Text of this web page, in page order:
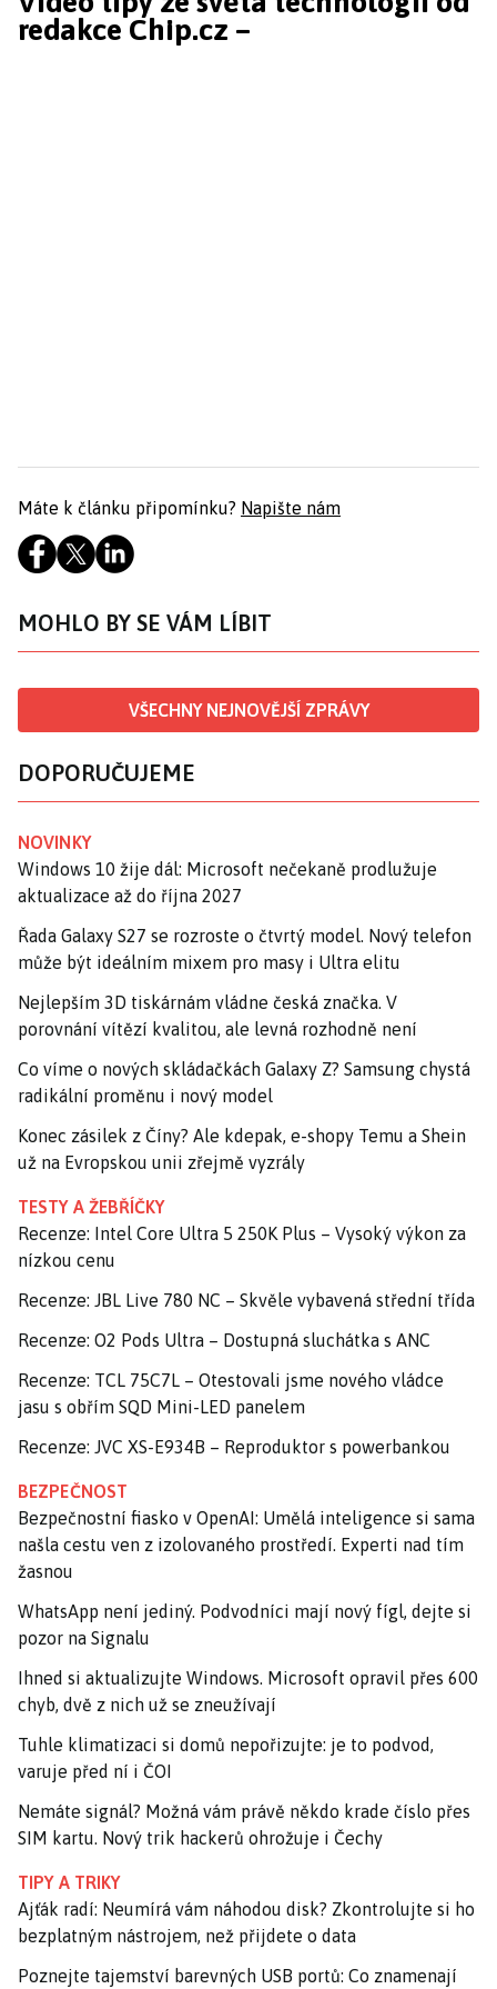
redakce Chip.cz –
Máte k článku připomínku? Napište nám
MOHLO BY SE VÁM LÍBIT
VŠECHNY NEJNOVĚJŠÍ ZPRÁVY
DOPORUČUJEME
NOVINKY
Windows 10 žije dál: Microsoft nečekaně prodlužuje
aktualizace až do října 2027
Řada Galaxy S27 se rozroste o čtvrtý model. Nový telefon
může být ideálním mixem pro masy i Ultra elitu
Nejlepším 3D tiskárnám vládne česká značka. V
porovnání vítězí kvalitou, ale levná rozhodně není
Co víme o nových skládačkách Galaxy Z? Samsung chystá
radikální proměnu i nový model
Konec zásilek z Číny? Ale kdepak, e-shopy Temu a Shein
už na Evropskou unii zřejmě vyzrály
TESTY A ŽEBŘÍČKY
Recenze: Intel Core Ultra 5 250K Plus – Vysoký výkon za
nízkou cenu
Recenze: JBL Live 780 NC – Skvěle vybavená střední třída
Recenze: O2 Pods Ultra – Dostupná sluchátka s ANC
Recenze: TCL 75C7L – Otestovali jsme nového vládce
jasu s obřím SQD Mini-LED panelem
Recenze: JVC XS-E934B – Reproduktor s powerbankou
BEZPEČNOST
Bezpečnostní fiasko v OpenAI: Umělá inteligence si sama
našla cestu ven z izolovaného prostředí. Experti nad tím
žasnou
WhatsApp není jediný. Podvodníci mají nový fígl, dejte si
pozor na Signalu
Ihned si aktualizujte Windows. Microsoft opravil přes 600
chyb, dvě z nich už se zneužívají
Tuhle klimatizaci si domů nepořizujte: je to podvod,
varuje před ní i ČOI
Nemáte signál? Možná vám právě někdo krade číslo přes
SIM kartu. Nový trik hackerů ohrožuje i Čechy
TIPY A TRIKY
Ajťák radí: Neumírá vám náhodou disk? Zkontrolujte si ho
bezplatným nástrojem, než přijdete o data
Poznejte tajemství barevných USB portů: Co znamenají